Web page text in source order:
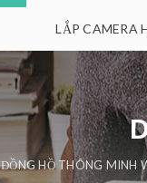
LẮP CAMERA
ĐỒNG HỒ THÔNG MINH